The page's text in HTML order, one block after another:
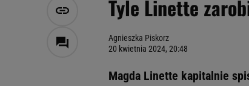
Tyle Linette
Agnieszka Piskorz
20 kwietnia 2024, 20:48
Magda Linette kapitalnie
My, nasi Zaufani
badnie odbiorców i